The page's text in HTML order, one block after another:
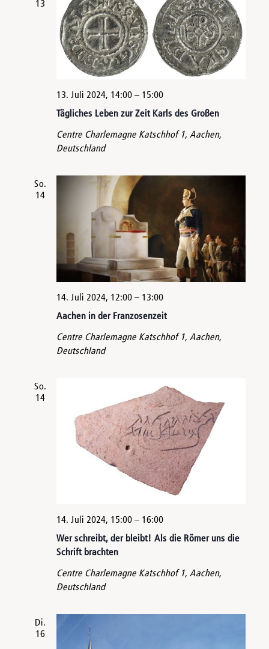
13
Tägliches Leben zur Zeit Karls des Großen
13. Juli 2024, 14:00– 15:00
Centre Charlemagne Katschhof 1, Aachen,
Deutschland
So.
14
Aachen in der Franzosenzeit
14. Juli 2024, 12:00– 13:00
Centre Charlemagne Katschhof 1, Aachen,
Deutschland
So.
14
Wer schreibt, der bleibt! Als die Römer uns die
Schrift brachten
14. Juli 2024, 15:00– 16:00
Centre Charlemagne Katschhof 1, Aachen,
Deutschland
Di.
16